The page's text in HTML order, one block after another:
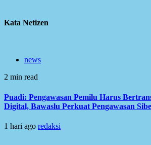
Kata Netizen
news
2 min read
Puadi: Pengawasan Pemilu Harus
Digital, Bawaslu Perkuat Pengawasan
1 hari ago redaksi